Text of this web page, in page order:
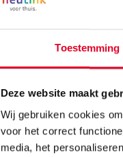
Toestemming
Deze website maakt
Wij gebruiken cookies
voor het correct
media, het
maken